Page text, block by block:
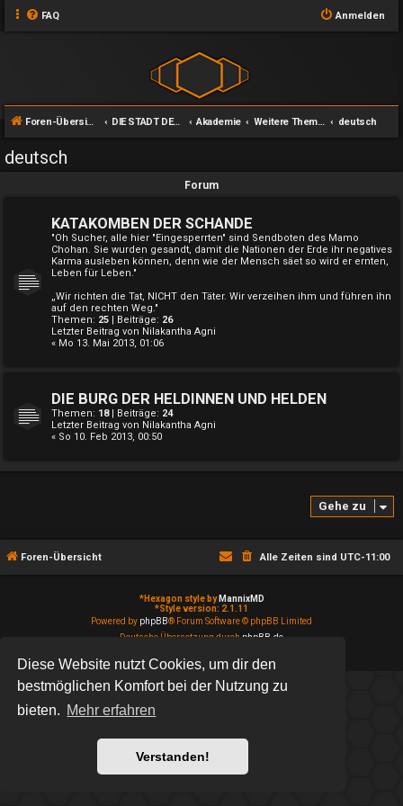
Diese Website nutzt Cookies, um dir den
bestmöglichen Komfort bei der Nutzung zu
bieten. Mehr erfahren
Verstanden!
FAQ Anmelden
Foren-Übersicht DIE STADT DES LICHTS Akademie Weitere Themen deutsch
deutsch
Forum
KATAKOMBEN DER SCHANDE
"Oh Sucher, alle hier "Eingesperrten" sind Sendboten des Mamo
Chohan. Sie wurden gesandt, damit die Nationen der Erde ihr negatives
Karma ausleben können, denn wie der Mensch säet so wird er ernten,
Leben für Leben."
„Wir richten die Tat, NICHT den Täter. Wir verzeihen ihm und führen ihn
auf den rechten Weg."
Themen: 25 | Beiträge: 26
Letzter Beitrag von Nilakantha Agni
« Mo 13. Mai 2013, 01:06
DIE BURG DER HELDINNEN UND HELDEN
Themen: 18| Beiträge: 24
Letzter Beitrag von Nilakantha Agni
« So 10. Feb 2013, 00:50
Gehe zu
Foren-Übersicht Alle Zeiten sind UTC-11:00
*Hexagon style by MannixMD
*Style version: 2.1.11
Powered by phpBB® Forum Software © phpBB Limited
Deutsche Übersetzung durch phpBB.de